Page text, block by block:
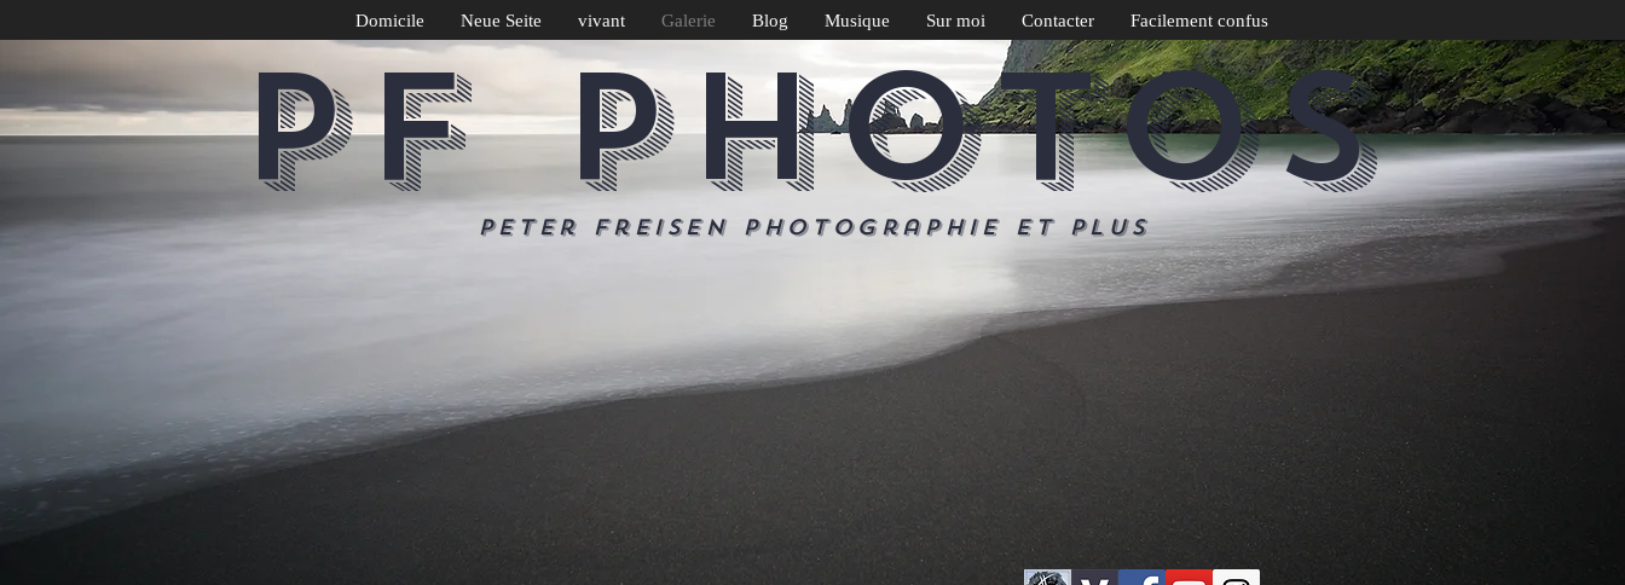
PF PHOTOS
Peter Freisen Photographie et plus
Domicile Neue Seite vivant Galerie Blog Musique Sur moi Contacter Facilement confus